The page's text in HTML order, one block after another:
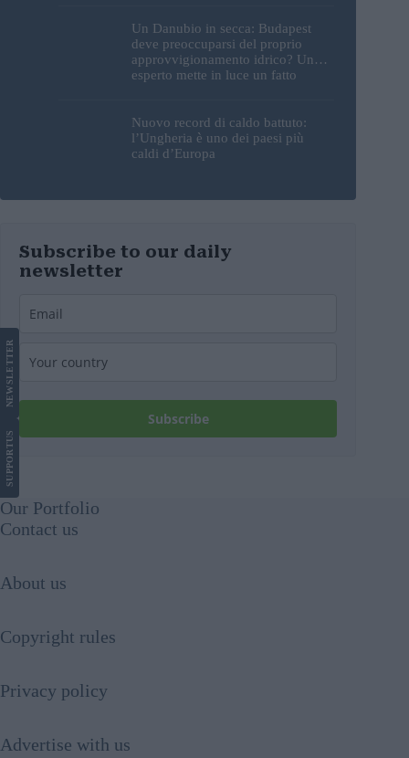
Un Danubio in secca: Budapest
deve preoccuparsi del proprio
approvvigionamento idrico? Un
esperto mette in luce un fatto
Nuovo record di caldo battuto:
l’Ungheria è uno dei paesi più
caldi d’Europa
Subscribe to our daily
newsletter
Subscribe
SUPPORT
US
NEWS
LETTER
Our Portfolio
Contact us
About us
Copyright rules
Privacy policy
Advertise with us